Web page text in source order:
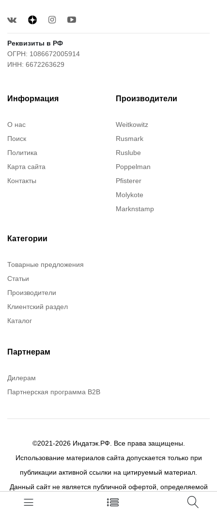
Реквизиты в РФ
ОГРН: 1086672005914
ИНН: 6672263629
Информация
О нас
Поиск
Политика
Карта сайта
Контакты
Производители
Weitkowitz
Rusmark
Ruslube
Poppelman
Pfisterer
Molykote
Marknstamp
Категории
Товарные предложения
Статьи
Производители
Клиентский раздел
Каталог
Партнерам
Дилерам
Партнерская программа B2B
©2021-2026 Индатэк.РФ. Все права защищены.
Использование материалов сайта допускается только при
публикации активной ссылки на цитируемый материал.
Данный сайт не является публичной офертой, определяемой
положениями статей 437 (2) ГК РФ.